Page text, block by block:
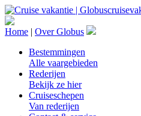
Home | Over Globus
Bestemmingen
Alle vaargebieden
Rederijen
Bekijk ze hier
Cruiseschepen
Van rederijen